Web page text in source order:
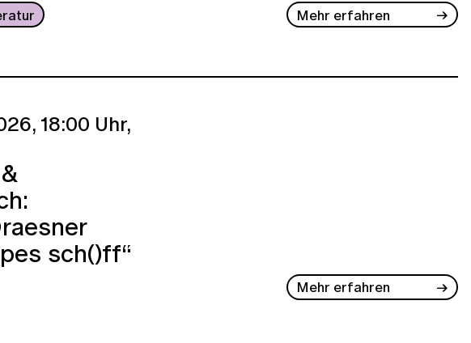
Mehr erfahren
18:00 Uhr,
sch()ff“
Mehr erfahren